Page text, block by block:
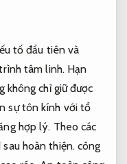
tố đầu tiên và
tâm linh. Hạn
không chỉ giữ được
sự tôn kính với tổ
hợp lý. Theo các
hoàn thiện.công